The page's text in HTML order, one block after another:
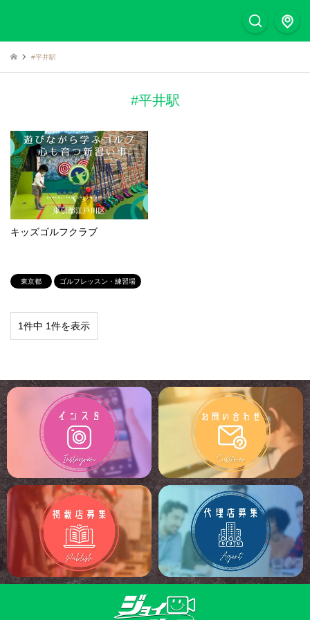
#平井駅
#平井駅
キッズゴルフクラブ
東京都 ゴルフレッスン・練習場
1件中 1件を表示